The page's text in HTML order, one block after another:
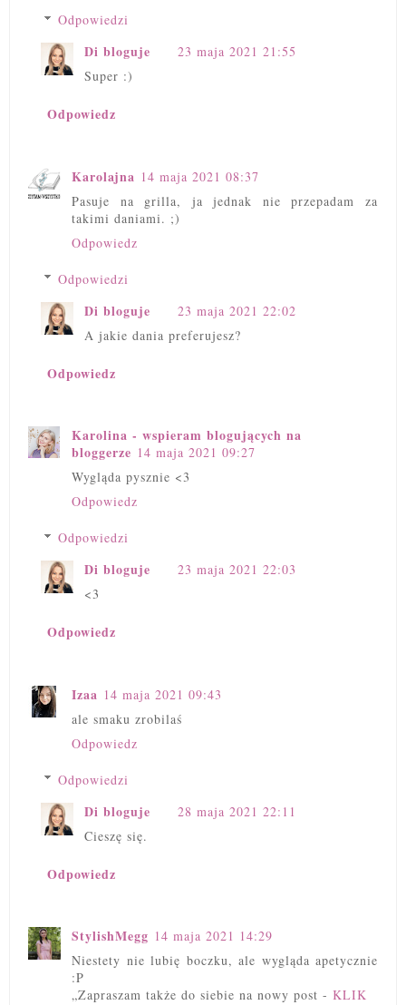
Odpowiedzi
Di bloguje
23 maja 2021 21:55
Super :)
Odpowiedz
Karolajna 14 maja 2021 08:37
Pasuje na grilla, ja jednak nie przepadam za
takimi daniami. ;)
Odpowiedz
Odpowiedzi
Di bloguje
23 maja 2021 22:02
A jakie dania preferujesz?
Odpowiedz
Karolina - wspieram blogujących na
bloggerze 14 maja 2021 09:27
Wygląda pysznie <3
Odpowiedz
Odpowiedzi
Di bloguje
23 maja 2021 22:03
<3
Odpowiedz
Izaa 14 maja 2021 09:43
ale smaku zrobilaś
Odpowiedz
Odpowiedzi
Di bloguje
28 maja 2021 22:11
Cieszę się.
Odpowiedz
StylishMegg 14 maja 2021 14:29
Niestety nie lubię boczku, ale wygląda apetycznie
:P
„Zapraszam także do siebie na nowy post - KLIK